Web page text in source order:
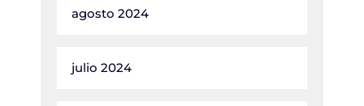
agosto 2024
julio 2024